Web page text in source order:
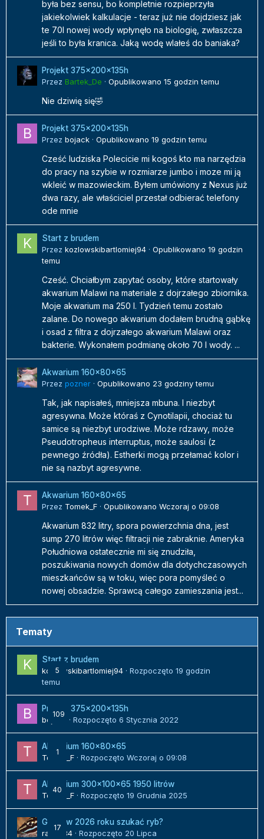
była bez sensu, bo kompletnie rozpieprzyła
jakiekolwiek kalkulacje - teraz już nie dojdziesz jak
te 70l nowej wody wpłynęło na biologię, zwłaszcza
jeśli to była kranica. Jaką wodę wlałeś do baniaka?
Projekt 375x200x135h
Przez Bartek_De · Opublikowano 15 godzin temu
Nie dziwię się🤣
Projekt 375x200x135h
Przez bojack · Opublikowano 19 godzin temu
Cześć ludziska Polecicie mi kogoś kto ma narzędzia
do pracy na szybie w rozmiarze jumbo i moze mi ją
wkleić w mazowieckim. Byłem umówiony z Nexus już
dwa razy, ale właściciel przestał odbierać telefony
ode mnie
Start z brudem
Przez kozlowskibartlomiej94 · Opublikowano 19 godzin
temu
Cześć. Chciałbym zapytać osoby, które startowały
akwarium Malawi na materiale z dojrzałego zbiornika.
Moje akwarium ma 250 l. Tydzień temu zostało
zalane. Do nowego akwarium dodałem brudną gąbkę
i osad z filtra z dojrzałego akwarium Malawi oraz
bakterie. Wykonałem podmianę około 70 l wody. ...
Akwarium 160x80x65
Przez pozner · Opublikowano 23 godziny temu
Tak, jak napisałeś, mniejsza mbuna. I niezbyt
agresywna. Może któraś z Cynotilapii, chociaż tu
samice są niezbyt urodziwe. Może rdzawy, może
Pseudotropheus interruptus, może saulosi (z
pewnego źródła). Estherki mogą przełamać kolor i
nie są nazbyt agresywne.
Akwarium 160x80x65
Przez Tomek_F · Opublikowano Wczoraj o 09:08
Akwarium 832 litry, spora powierzchnia dna, jest
sump 270 litrów więc filtracji nie zabraknie. Ameryka
Południowa ostatecznie mi się znudziła,
poszukiwania nowych domów dla dotychczasowych
mieszkańców są w toku, więc pora pomyśleć o
nowej obsadzie. Sprawcą całego zamieszania jest...
Tematy
5
Start z brudem
kozlowskibartlomiej94 · Rozpoczęto 19 godzin
temu
109
Projekt 375x200x135h
bojack
· Rozpoczęto 6 Stycznia 2022
1
Akwarium 160x80x65
Tomek_F · Rozpoczęto Wczoraj o 09:08
40
Akwarium 300x100x65 1950 litrów
Tomek_F · Rozpoczęto 19 Grudnia 2025
17
Gdzie w 2026 roku szukać ryb?
radek84 · Rozpoczęto 20 Lipca